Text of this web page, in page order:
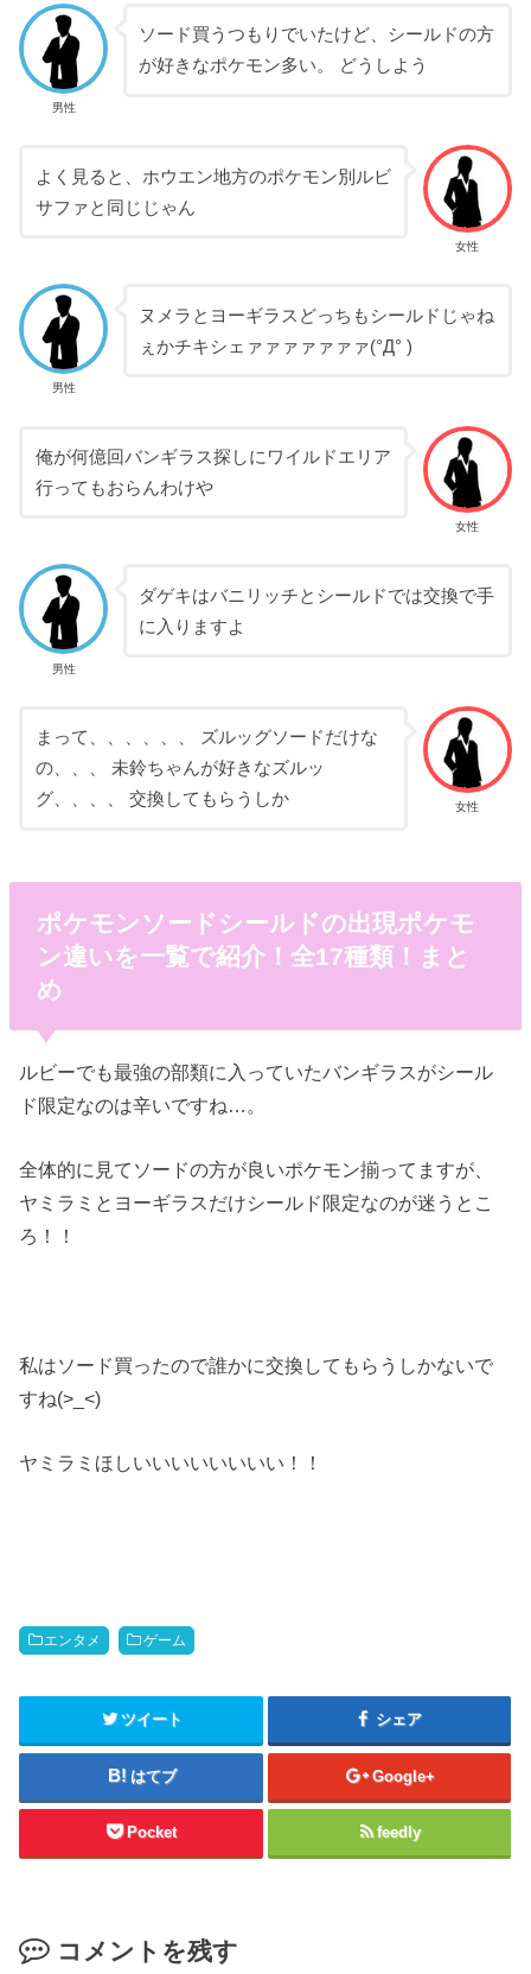
男性
ソード買うつもりでいたけど、シールドの方
が好きなポケモン多い。 どうしよう
女性
よく見ると、ホウエン地方のポケモン別ルビ
サファと同じじゃん
男性
ヌメラとヨーギラスどっちもシールドじゃね
ぇかチキシェァァァァァァァ(°Д° )
女性
俺が何億回バンギラス探しにワイルドエリア
行ってもおらんわけや
男性
ダゲキはバニリッチとシールドでは交換で手
に入りますよ
女性
まって、、、、、、 ズルッグソードだけな
の、、、 未鈴ちゃんが好きなズルッ
グ、、、、 交換してもらうしか
ポケモンソードシールドの出現ポケモ
ン違いを一覧で紹介！全17種類！まと
め
ルビーでも最強の部類に入っていたバンギラスがシール
ド限定なのは辛いですね…。
全体的に見てソードの方が良いポケモン揃ってますが、
ヤミラミとヨーギラスだけシールド限定なのが迷うとこ
ろ！！
私はソード買ったので誰かに交換してもらうしかないで
すね(>_<)
ヤミラミほしいいいいいいいい！！
エンタメ ゲーム
ツイート シェア
はてブ Google+
Pocket feedly
コメントを残す